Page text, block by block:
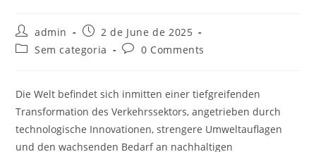
admin
2 de June de 2025
Sem categoria
0 Comments
Die Welt befindet sich inmitten einer tiefgreifenden
Transformation des Verkehrssektors, angetrieben durch
technologische Innovationen, strengere Umweltauflagen
und den wachsenden Bedarf an nachhaltigen